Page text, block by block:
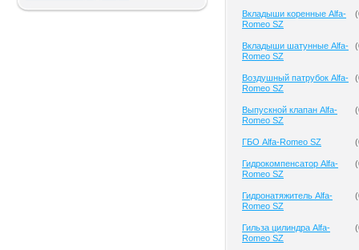
Вкладыши коренные Alfa-
Romeo SZ
(
Вкладыши шатунные Alfa-
Romeo SZ
(
Воздушный патрубок Alfa-
Romeo SZ
(
Выпускной клапан Alfa-
Romeo SZ
(
ГБО Alfa-Romeo SZ (
Гидрокомпенсатор Alfa-
Romeo SZ
(
Гидронатяжитель Alfa-
Romeo SZ
(
Гильза цилиндра Alfa-
Romeo SZ
(